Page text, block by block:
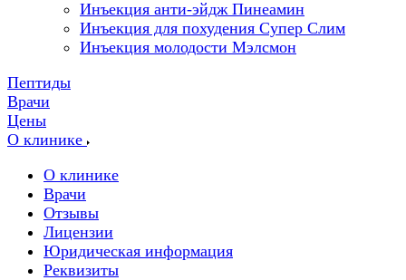
Инъекция анти-эйдж Пинеамин
Инъекция для похудения Супер Слим
Инъекция молодости Мэлсмон
Пептиды
Врачи
Цены
О клинике
О клинике
Врачи
Отзывы
Лицензии
Юридическая информация
Реквизиты